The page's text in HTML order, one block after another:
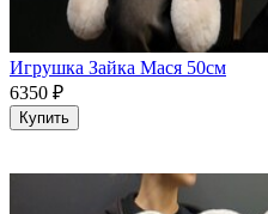
Игрушка Зайка Мася 50см
6350 ₽
Купить